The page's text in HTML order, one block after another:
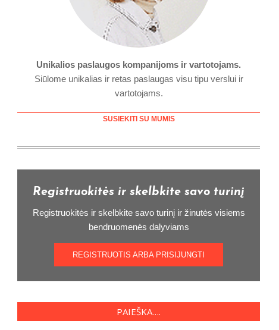
Unikalios paslaugos kompanijoms ir vartotojams.
Siūlome unikalias ir retas paslaugas visu tipu verslui ir
vartotojams.
SUSIEKITI SU MUMIS
Registruokitės ir skelbkite savo turinį
Registruokitės ir skelbkite savo turinį ir žinutės visiems
bendruomenės dalyviams
REGISTRUOTIS ARBA PRISIJUNGTI
PAIEŠKA….